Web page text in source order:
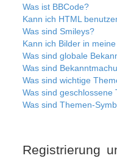
Was ist BBCode?
Kann ich HTML
Was sind Smileys?
Kann ich Bilder in
Was sind globale
Was sind
Was sind wichtige
Was sind geschlossene
Was sind Themen-
Registrierung